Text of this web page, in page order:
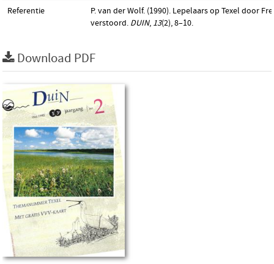
Referentie
P. van der Wolf. (1990). Lepelaars op Texel door
verstoord. DUIN, 13(2), 8–10.
Download PDF